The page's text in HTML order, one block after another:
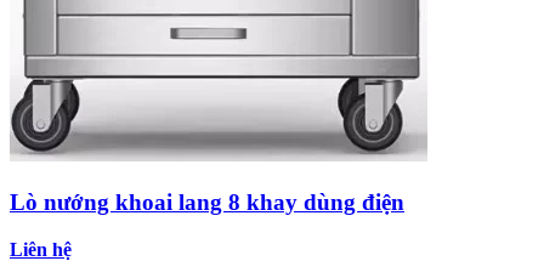
Lò nướng khoai lang 8 khay dùng điện
Liên hệ